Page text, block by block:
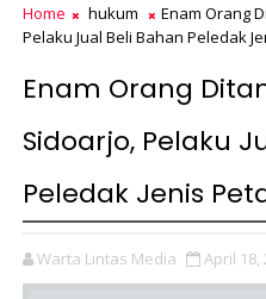
Home hukum
Enam Orang
Pelaku Jual Beli Bahan Peledak
Enam Orang
Sidoarjo, Pelaku
Peledak Jenis
Warta Lintas Media April 18,